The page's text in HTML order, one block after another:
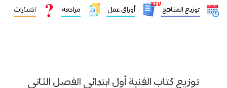
توزيع المناهج
١٤٤٧
أوراق عمل مراجعة اختبارات
توزيع كتاب الفنية أول ابتدائي الفصل الثاني